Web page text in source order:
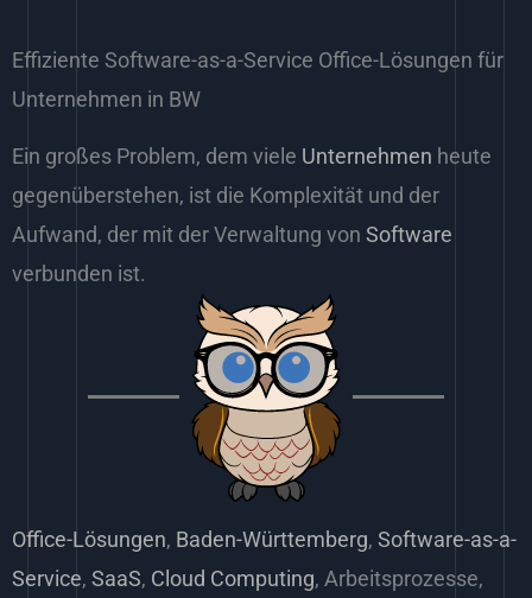
Effiziente Software-as-a-Service Office-Lösungen für
Unternehmen in BW
Ein großes Problem, dem viele Unternehmen heute
gegenüberstehen, ist die Komplexität und der
Aufwand, der mit der Verwaltung von Software
verbunden ist.
Office-Lösungen, Baden-Württemberg, Software-as-a-
Service, SaaS, Cloud Computing, Arbeitsprozesse,